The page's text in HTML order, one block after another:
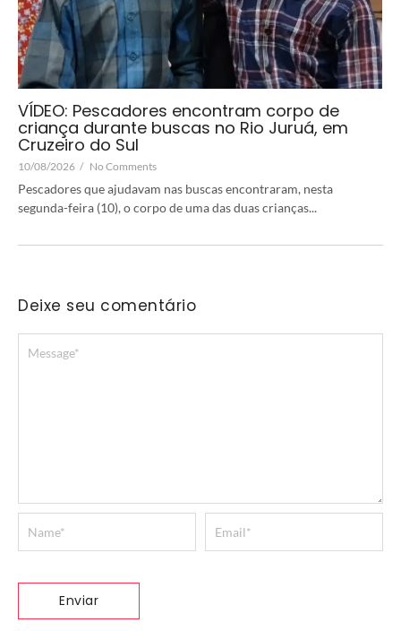
VÍDEO: Pescadores encontram corpo de
criança durante buscas no Rio Juruá, em
Cruzeiro do Sul
10/08/2026 / No Comments
Pescadores que ajudavam nas buscas encontraram, nesta
segunda-feira (10), o corpo de uma das duas crianças...
Deixe seu comentário